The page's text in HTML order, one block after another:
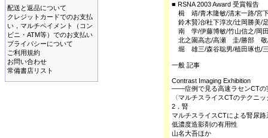
配送と返品について
クレジットカードでのお支払
い，マルチペイメント（コン
ビニ・ATM等）でのお支払い
プライバシーについて
ご利用規約
お問い合わせ
常備書店リスト
■ RSNA 2003 Award 受賞報告
楫 靖/青木隆敏/清末一路/宮
鈴木賢冶/杜下淳次/辻岡勝美
南 学/伊藤博敏/竹山信之/岡
北之園高志/高瀬 圭/勝部 敬/
堀 雄三/森谷聡男/植田琢也/
一般 記事
Contrast Imaging Exhibition
――症例で見る高速ラセンCTの
〈マルチスライスCTのテクニ
2．腎
マルチスライスCTによる腎尿路
低濃度造影剤の有用性
山名大吾ほか